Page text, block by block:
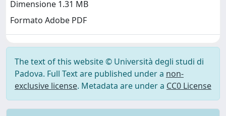
Dimensione 1.31 MB
Formato Adobe PDF
The text of this website © Università degli studi di
Padova. Full Text are published under a non-
exclusive license. Metadata are under a CC0 License